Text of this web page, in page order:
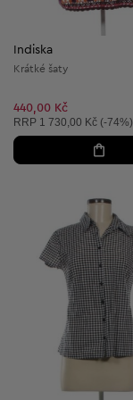
Indiska
Krátké šaty
440,00 Kč
Doporučená cena:
RRP 1 730,00 Kč (-74%)